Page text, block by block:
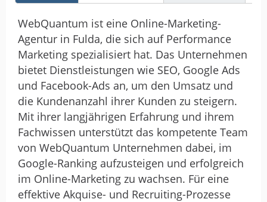
WebQuantum ist eine Online-Marketing-
Agentur in Fulda, die sich auf Performance
Marketing spezialisiert hat. Das Unternehmen
bietet Dienstleistungen wie SEO, Google Ads
und Facebook-Ads an, um den Umsatz und
die Kundenanzahl ihrer Kunden zu steigern.
Mit ihrer langjährigen Erfahrung und ihrem
Fachwissen unterstützt das kompetente Team
von WebQuantum Unternehmen dabei, im
Google-Ranking aufzusteigen und erfolgreich
im Online-Marketing zu wachsen. Für eine
effektive Akquise- und Recruiting-Prozesse